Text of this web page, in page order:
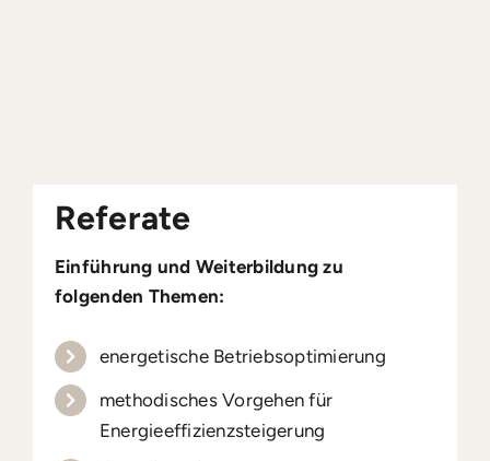
Referate
Einführung und Weiterbildung zu
folgenden Themen:
energetische Betriebsoptimierung
methodisches Vorgehen für
Energieeffizienzsteigerung